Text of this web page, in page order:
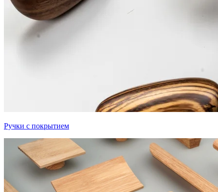
Ручки с покрытием